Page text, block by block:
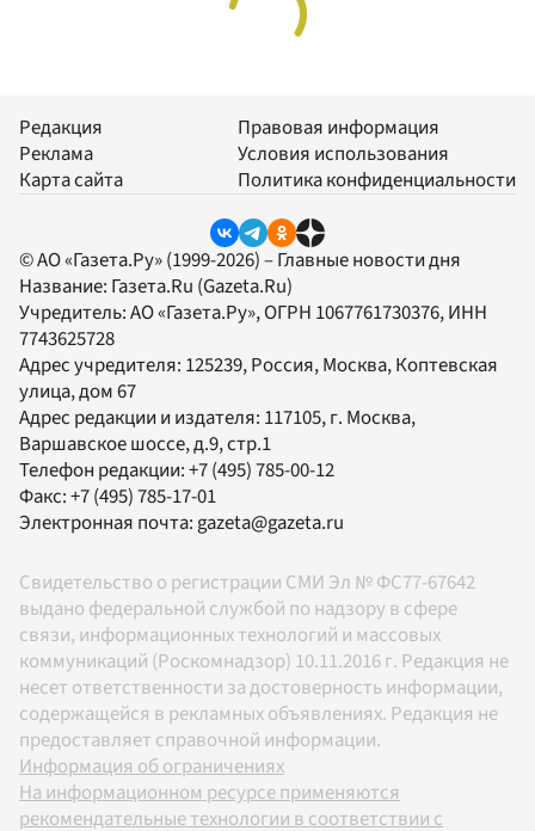
Редакция
Реклама
Карта сайта
Правовая информация
Условия использования
Политика конфиденциальности
© АО «Газета.Ру» (1999-2026) – Главные новости дня
Название: Газета.Ru (Gazeta.Ru)
Учредитель:АО «Газета.Ру», ОГРН 1067761730376, ИНН
7743625728
Адрес учредителя: 125239, Россия, Москва, Коптевская
улица, дом 67
Адрес редакции и издателя: 117105, г. Москва,
Варшавское шоссе, д.9, стр.1
Телефон редакции:+7 (495) 785-00-12
Факс:+7 (495) 785-17-01
Электронная почта: gazeta@gazeta.ru
Свидетельство о регистрации СМИ Эл № ФС77-67642
выдано федеральной службой по надзору в сфере
связи, информационных технологий и массовых
коммуникаций (Роскомнадзор) 10.11.2016 г. Редакция не
несет ответственности за достоверность информации,
содержащейся в рекламных объявлениях. Редакция не
предоставляет справочной информации.
Информация об ограничениях
На информационном ресурсе применяются
рекомендательные технологии в соответствии с